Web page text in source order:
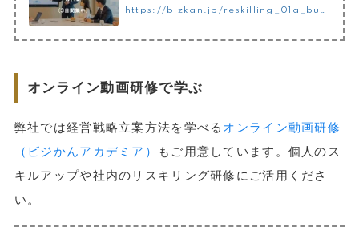
https://bizkan.jp/reskilling_01a_businessplan
オンライン動画研修で学ぶ
弊社では経営戦略立案方法を学べる オンライン動画研修
（ビジかんアカデミア）
もご用意しています。個人のス
キルアップや社内のリスキリング研修にご活用くださ
い。